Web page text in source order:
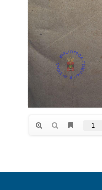
Volume
parte
seconda
quantità